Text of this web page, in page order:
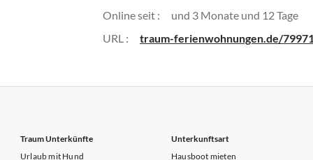
Online seit :
und 3 Monate und 12 Tage
URL :
traum-ferienwohnungen.de/
Traum Unterkünfte
Urlaub mit Hund
Unterkunftsart
Hausboot mieten